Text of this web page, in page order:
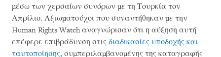
μέσω των χερσαίων συνόρων με τη Τουρκία τον
Απρίλιο. Αξιωματούχοι που συναντήθηκαν με την
Human Rights Watch αναγνώρισαν ότι η αύξηση αυτή
επέφερε επιβράδυνση στις διαδικασίες υποδοχής και
ταυτοποίησης, συμπεριλαμβανομένης της καταγραφής